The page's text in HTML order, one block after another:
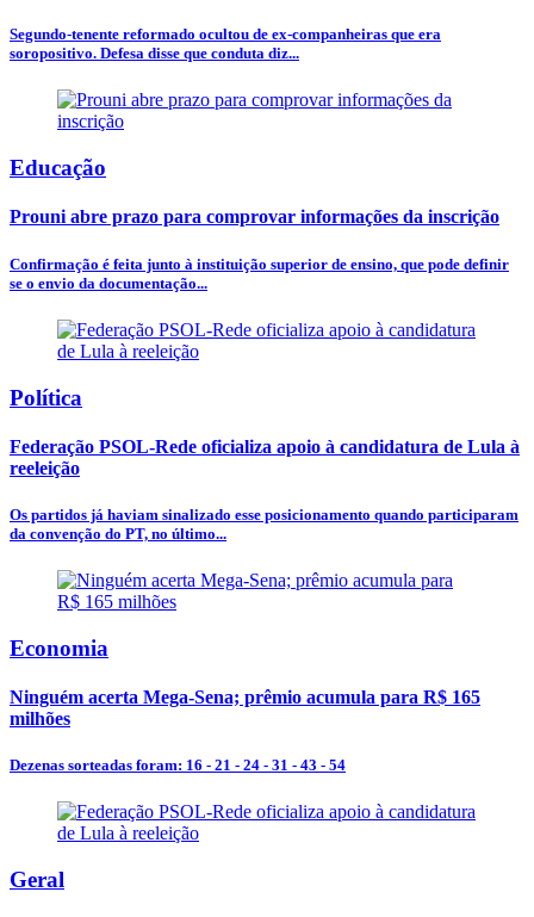
Segundo-tenente reformado ocultou de ex-companheiras que era
soropositivo. Defesa disse que conduta diz...
Educação
Prouni abre prazo para comprovar informações da inscrição
Confirmação é feita junto à instituição superior de ensino, que pode definir
se o envio da documentação...
Política
Federação PSOL-Rede oficializa apoio à candidatura de Lula à
reeleição
Os partidos já haviam sinalizado esse posicionamento quando participaram
da convenção do PT, no último...
Economia
Ninguém acerta Mega-Sena; prêmio acumula para R$ 165
milhões
Dezenas sorteadas foram: 16 - 21 - 24 - 31 - 43 - 54
Geral